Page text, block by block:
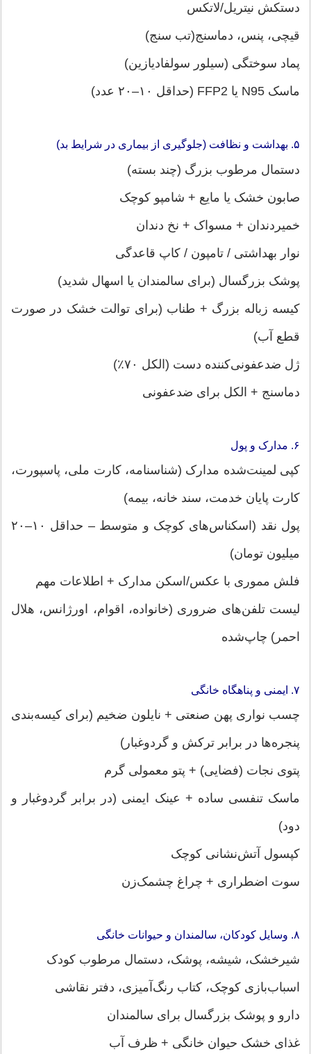
دستکش نیتریل/لاتکس
قیچی، پنس، دماسنج(تب سنج)
پماد سوختگی (سیلور سولفادیازین)
ماسک N95 یا FFP2 (حداقل ۱۰–۲۰ عدد)
۵. بهداشت و نظافت (جلوگیری از بیماری در شرایط بد)
دستمال مرطوب بزرگ (چند بسته)
صابون خشک یا مایع + شامپو کوچک
خمیردندان + مسواک + نخ دندان
نوار بهداشتی / تامپون / کاپ قاعدگی
پوشک بزرگسال (برای سالمندان یا اسهال شدید)
کیسه زباله بزرگ + طناب (برای توالت خشک در صورت
قطع آب)
ژل ضدعفونی‌کننده دست (الکل ۷۰٪)
دماسنج + الکل برای ضدعفونی
۶. مدارک و پول
کپی لمینت‌شده مدارک (شناسنامه، کارت ملی، پاسپورت،
کارت پایان خدمت، سند خانه، بیمه)
پول نقد (اسکناس‌های کوچک و متوسط – حداقل ۱۰–۲۰
میلیون تومان)
فلش مموری با عکس/اسکن مدارک + اطلاعات مهم
لیست تلفن‌های ضروری (خانواده، اقوام، اورژانس، هلال
احمر) چاپ‌شده
۷. ایمنی و پناهگاه خانگی
چسب نواری پهن صنعتی + نایلون ضخیم (برای کیسه‌بندی
پنجره‌ها در برابر ترکش و گردوغبار)
پتوی نجات (فضایی) + پتو معمولی گرم
ماسک تنفسی ساده + عینک ایمنی (در برابر گردوغبار و
دود)
کپسول آتش‌نشانی کوچک
سوت اضطراری + چراغ چشمک‌زن
۸. وسایل کودکان، سالمندان و حیوانات خانگی
شیرخشک، شیشه، پوشک، دستمال مرطوب کودک
اسباب‌بازی کوچک، کتاب رنگ‌آمیزی، دفتر نقاشی
دارو و پوشک بزرگسال برای سالمندان
غذای خشک حیوان خانگی + ظرف آب